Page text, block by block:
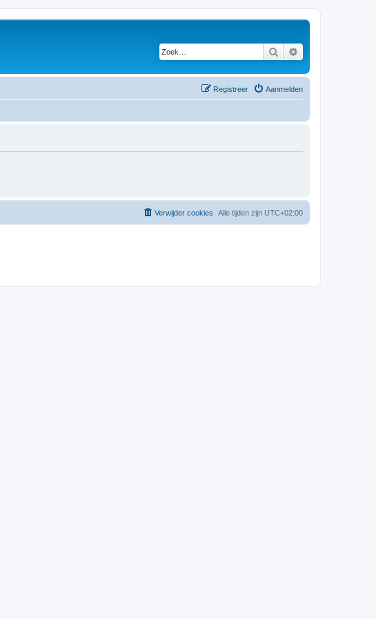
Zoek
Aanmelden
Registreer
Alle tijden zijn UTC+02:00
Verwijder cookies